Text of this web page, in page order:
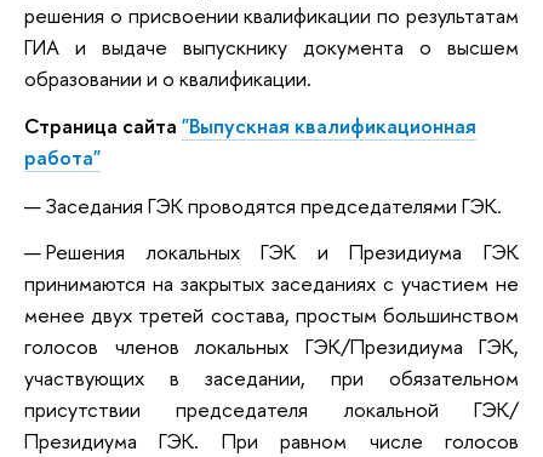
решения о присвоении квалификации по результатам
ГИА и выдаче выпускнику документа о высшем
образовании и о квалификации.
Страница сайта "Выпускная квалификационная
работа"
Заседания ГЭК проводятся председателями ГЭК.
Решения локальных ГЭК и Президиума ГЭК
принимаются на закрытых заседаниях с участием не
менее двух третей состава, простым большинством
голосов членов локальных ГЭК/Президиума ГЭК,
участвующих в заседании, при обязательном
присутствии председателя локальной ГЭК/
Президиума ГЭК. При равном числе голосов